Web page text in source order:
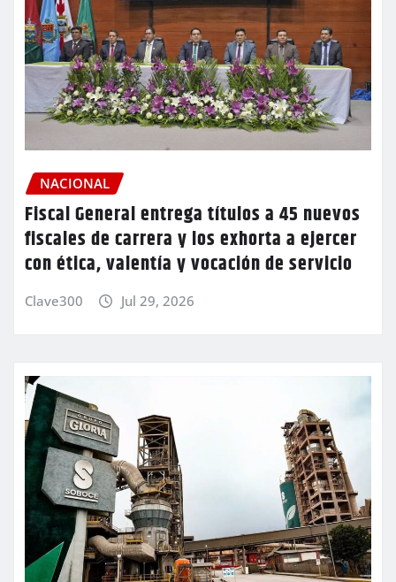
NACIONAL
Fiscal General entrega títulos a 45 nuevos
fiscales de carrera y los exhorta a ejercer
con ética, valentía y vocación de servicio
Clave300 Jul 29, 2026